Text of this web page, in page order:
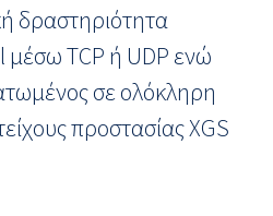
δραστηριότητα
TCP ή UDP ενώ
σε ολόκληρη
προστασίας XGS